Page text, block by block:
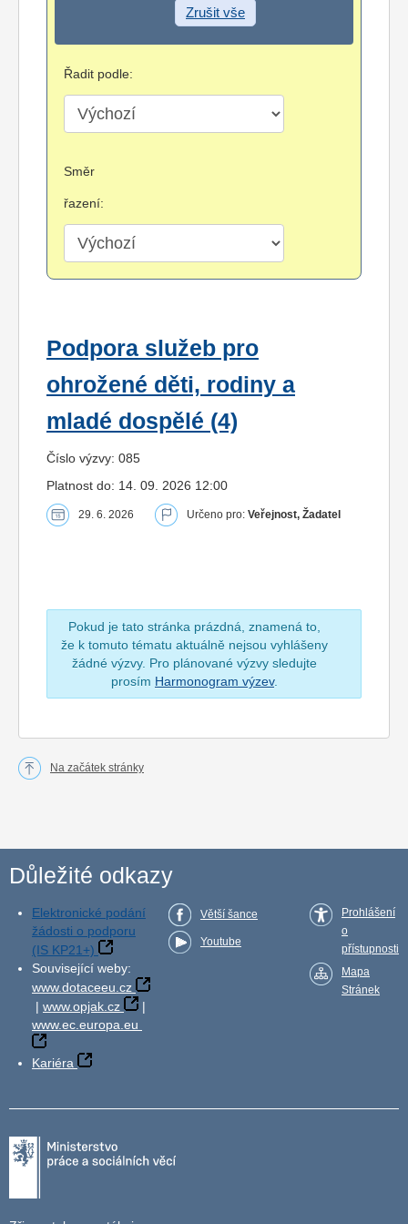
Zrušit vše
Řadit podle:
Směr
řazení:
Podpora služeb pro
ohrožené děti, rodiny a
mladé dospělé (4)
Číslo výzvy: 085
Platnost do: 14. 09. 2026 12:00
29. 6. 2026 Určeno pro: Veřejnost, Žadatel
Pokud je tato stránka prázdná, znamená to,
že k tomuto tématu aktuálně nejsou vyhlášeny
žádné výzvy. Pro plánované výzvy sledujte
prosím Harmonogram výzev.
Na začátek stránky
Důležité odkazy
Elektronické podání
žádosti o podporu
(IS KP21+)
Související weby:
www.dotaceeu.cz
| www.opjak.cz
|
www.ec.europa.eu
Kariéra
Větší šance
Youtube
Prohlášení
o
přístupnosti
Mapa
Stránek